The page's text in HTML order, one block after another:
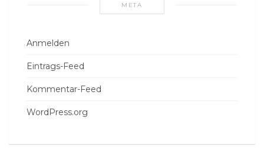
META
Anmelden
Eintrags-Feed
Kommentar-Feed
WordPress.org